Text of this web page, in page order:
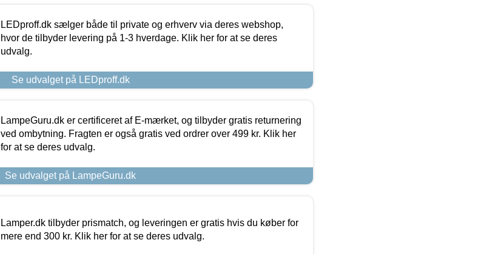
LEDproff.dk sælger både til private og erhverv via deres webshop,
hvor de tilbyder levering på 1-3 hverdage. Klik her for at se deres
udvalg.
Se udvalget på LEDproff.dk
LampeGuru.dk er certificeret af E-mærket, og tilbyder gratis returnering
ved ombytning. Fragten er også gratis ved ordrer over 499 kr. Klik her
for at se deres udvalg.
Se udvalget på LampeGuru.dk
Lamper.dk tilbyder prismatch, og leveringen er gratis hvis du køber for
mere end 300 kr. Klik her for at se deres udvalg.